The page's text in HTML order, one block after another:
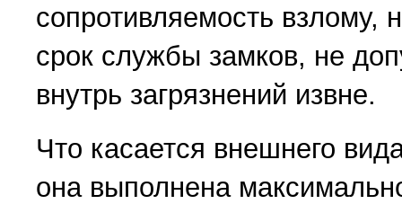
сопротивляемость взлому,
срок службы замков, не
внутрь загрязнений извне.
Что касается внешнего
она выполнена